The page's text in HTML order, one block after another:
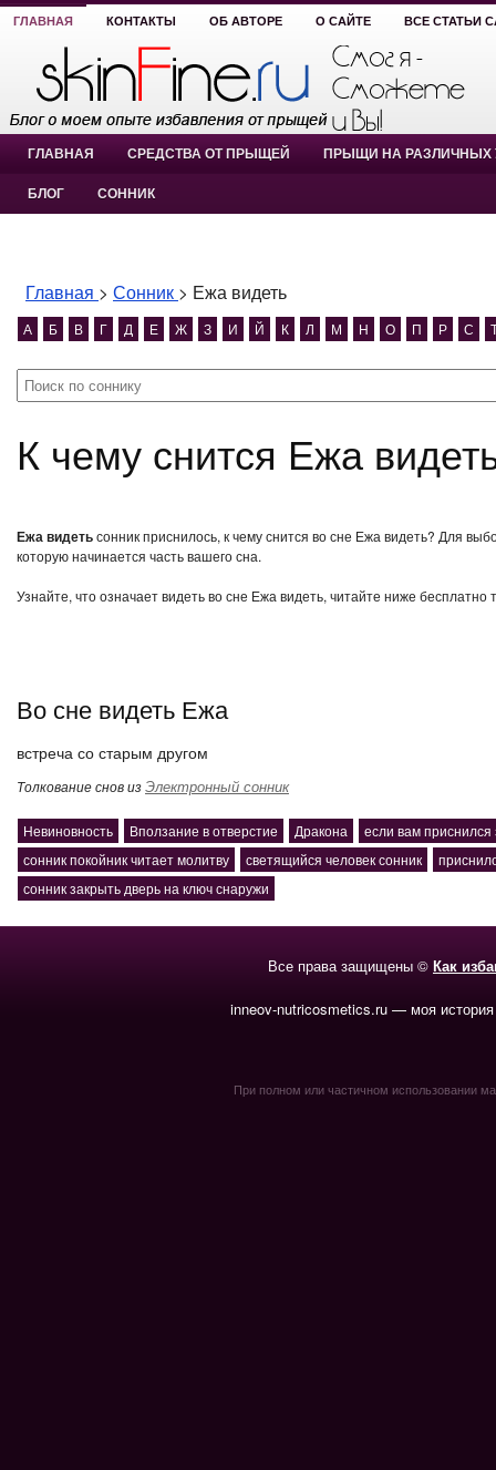
ГЛАВНАЯ КОНТАКТЫ ОБ АВТОРЕ О САЙТЕ ВСЕ СТАТЬИ
ГЛАВНАЯ СРЕДСТВА ОТ ПРЫЩЕЙ ПРЫЩИ НА РАЗЛИЧНЫХ
БЛОГ СОННИК
Главная > Сонник > Ежа видеть
А Б В Г Д Е Ж З И Й К Л М Н О П Р С
К чему снится Ежа
Ежа видетьсонник приснилось, к чему снится во сне Ежа видеть? Для
которую начинается часть вашего сна.
Узнайте, что означает видеть во сне Ежа видеть, читайте ниже бесплатно
Во сне видеть Ежа
встреча со старым другом
Толкование снов изЭлектронный сонник
Невиновность Вползание в отверстие Дракона
если вам
сонник покойник читает молитву
светящийся человек сонник
сонник закрыть дверь на ключ снаружи
Все права защищены © Как
inneov-nutricosmetics.ru — моя
При полном или частичном использовании